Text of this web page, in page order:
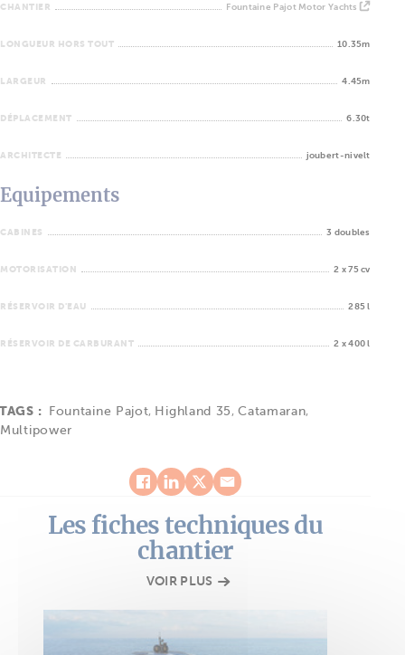
CHANTIER Fountaine Pajot Motor Yachts
LONGUEUR HORS TOUT 10.35m
LARGEUR 4.45m
DÉPLACEMENT 6.30t
ARCHITECTE joubert-nivelt
Equipements
CABINES 3 doubles
MOTORISATION 2 x 75 cv
RÉSERVOIR D'EAU 285 l
RÉSERVOIR DE CARBURANT 2 x 400 l
TAGS : Fountaine Pajot, Highland 35 ,Catamaran,
Multipower
Les fiches techniques du
chantier
VOIR PLUS